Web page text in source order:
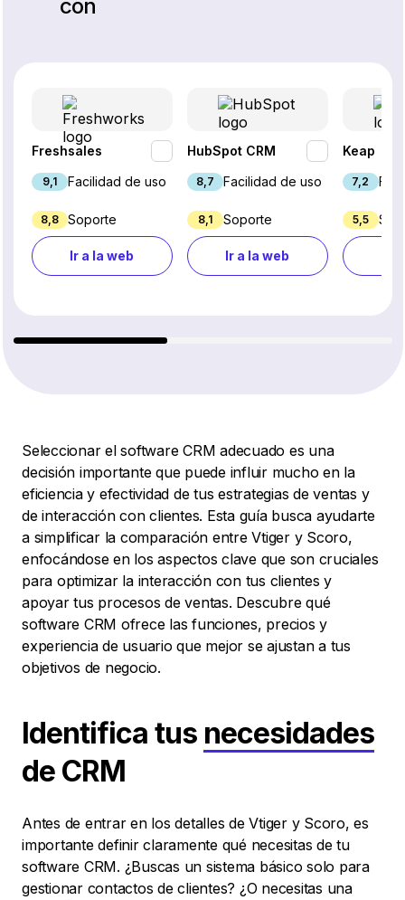
con
Freshsales
9,1 Facilidad de uso
8,8 Soporte
Ir a la web
HubSpot CRM
8,7 Facilidad de uso
8,1 Soporte
Ir a la web
Keap
7,2
5,5
Seleccionar el software CRM adecuado es una
decisión importante que puede influir mucho en la
eficiencia y efectividad de tus estrategias de ventas y
de interacción con clientes. Esta guía busca ayudarte
a simplificar la comparación entre Vtiger y Scoro,
enfocándose en los aspectos clave que son cruciales
para optimizar la interacción con tus clientes y
apoyar tus procesos de ventas. Descubre qué
software CRM ofrece las funciones, precios y
experiencia de usuario que mejor se ajustan a tus
objetivos de negocio.
Identifica tus necesidades
de CRM
Antes de entrar en los detalles de Vtiger y Scoro, es
importante definir claramente qué necesitas de tu
software CRM. ¿Buscas un sistema básico solo para
gestionar contactos de clientes? ¿O necesitas una